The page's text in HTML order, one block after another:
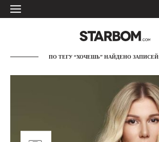
ПО ТЕГУ “ХОЧЕШЬ” НАЙДЕНО